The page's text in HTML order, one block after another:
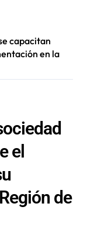
capacitan
en la
el
de